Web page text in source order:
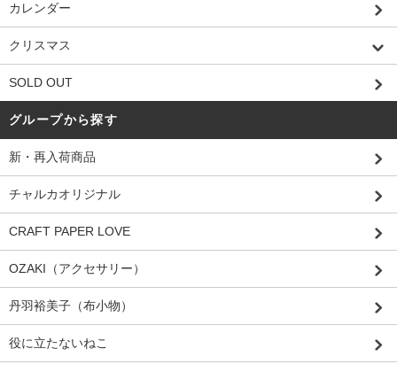
カレンダー
クリスマス
SOLD OUT
グループから探す
新・再入荷商品
チャルカオリジナル
CRAFT PAPER LOVE
OZAKI（アクセサリー）
丹羽裕美子（布小物）
役に立たないねこ